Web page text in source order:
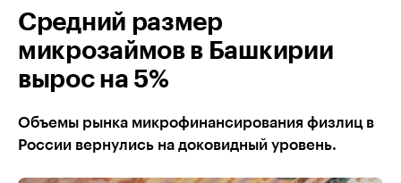
Средний размер
микрозаймов в Башкирии
вырос на 5%
Объемы рынка микрофинансирования физлиц в
России вернулись на доковидный уровень.